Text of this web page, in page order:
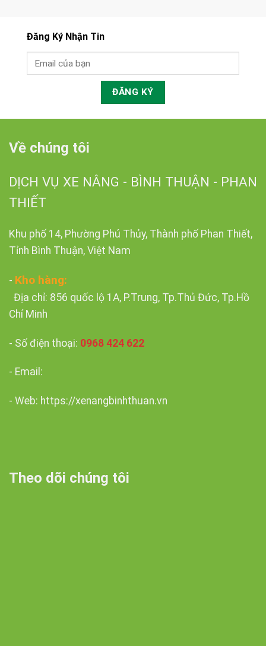
Đăng Ký Nhận Tin
Về chúng tôi
DỊCH VỤ XE NÂNG - BÌNH THUẬN - PHAN
THIẾT
Khu phố 14, Phường Phú Thủy, Thành phố Phan Thiết,
Tỉnh Bình Thuận, Việt Nam
- Kho hàng:
Địa chỉ: 856 quốc lộ 1A, P.Trung, Tp.Thủ Đức, Tp.Hồ
Chí Minh
- Số điện thoại: 0968 424 622
- Email:
- Web: https://xenangbinhthuan.vn
Theo dõi chúng tôi